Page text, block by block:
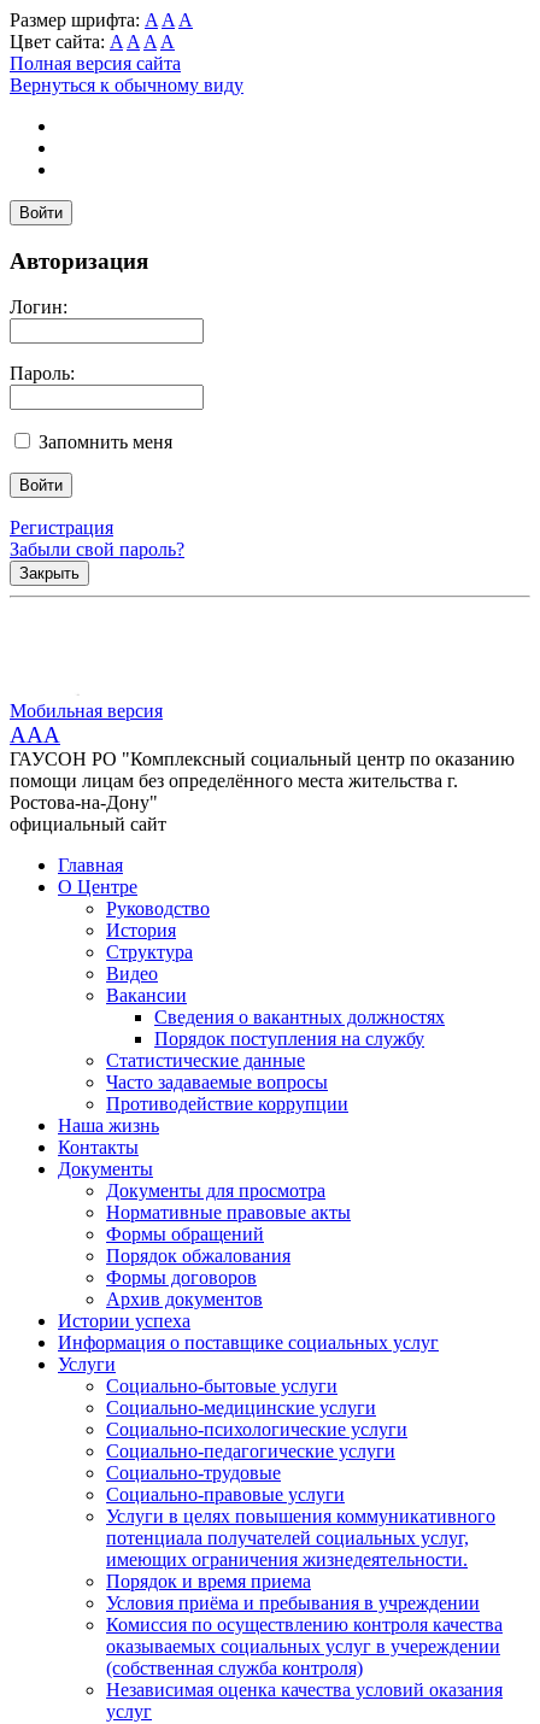
Размер шрифта: A A A
Цвет сайта: A A A A
Полная версия сайта
Вернуться к обычному виду
Войти
Авторизация
Логин:
Пароль:
Запомнить меня
Регистрация
Забыли свой пароль?
Закрыть
Мобильная версия
AAA
ГАУСОН РО "Комплексный социальный центр по оказанию
помощи лицам без определённого места жительства г.
Ростова-на-Дону"
официальный сайт
Главная
О Центре
Руководство
История
Структура
Видео
Вакансии
Сведения о вакантных должностях
Порядок поступления на службу
Статистические данные
Часто задаваемые вопросы
Противодействие коррупции
Наша жизнь
Контакты
Документы
Документы для просмотра
Нормативные правовые акты
Формы обращений
Порядок обжалования
Формы договоров
Архив документов
Истории успеха
Информация о поставщике социальных услуг
Услуги
Социально-бытовые услуги
Социально-медицинские услуги
Социально-психологические услуги
Социально-педагогические услуги
Социально-трудовые
Социально-правовые услуги
Услуги в целях повышения коммуникативного
потенциала получателей социальных услуг,
имеющих ограничения жизнедеятельности.
Порядок и время приема
Условия приёма и пребывания в учреждении
Комиссия по осуществлению контроля качества
оказываемых социальных услуг в учереждении
(собственная служба контроля)
Независимая оценка качества условий оказания
услуг